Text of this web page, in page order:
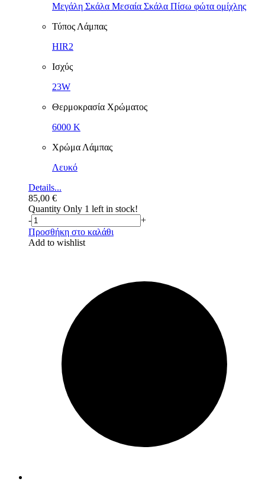
Μεγάλη Σκάλα Μεσαία Σκάλα Πίσω φώτα ομίχλης
Τύπος Λάμπας
HIR2
Ισχύς
23W
Θερμοκρασία Χρώματος
6000 K
Χρώμα Λάμπας
Λευκό
Details...
85,00 €
Quantity Only 1 left in stock!
-
+
Προσθήκη στο καλάθι
Add to wishlist